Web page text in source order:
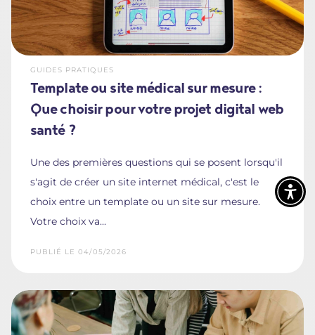
GUIDES PRATIQUES
Template ou site médical sur mesure :
Que choisir pour votre projet digital web
santé ?
Une des premières questions qui se posent lorsqu'il
s'agit de créer un site internet médical, c'est le
choix entre un template ou un site sur mesure.
Votre choix va...
PUBLIÉ LE 04/05/2026